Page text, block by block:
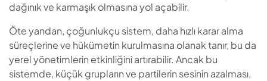
dağınık ve karmaşık olmasına yol açabilir.
Öte yandan, çoğunlukçu sistem, daha hızlı karar alma
süreçlerine ve hükümetin kurulmasına olanak tanır, bu da
yerel yönetimlerin etkinliğini artırabilir. Ancak bu
sistemde, küçük grupların ve partilerin sesinin azalması,